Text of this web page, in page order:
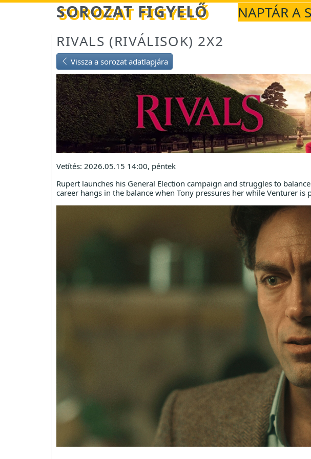
Betöltés... SOROZAT FIGYELŐ
NAPTÁR A
RIVALS (RIVÁLISOK) 2X2
Vissza a sorozat adatlapjára
Vetítés: 2026.05.15 14:00, péntek
Rupert launches his General Election campaign and struggles to
career hangs in the balance when Tony pressures her while Venturer is